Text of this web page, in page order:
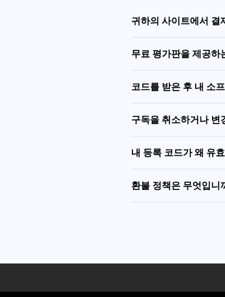
귀하의 사이트에서 결
무료 평가판을 제공하
코드를 받은 후 내 소
구독을 취소하거나 변
내 등록 코드가 왜 유
환불 정책은 무엇입니